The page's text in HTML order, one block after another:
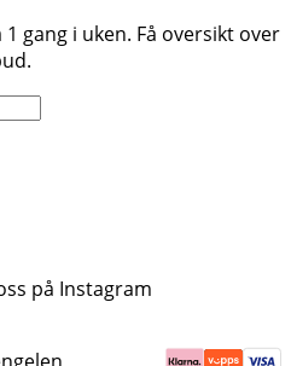
gang i uken. Få oversikt over
på Instagram